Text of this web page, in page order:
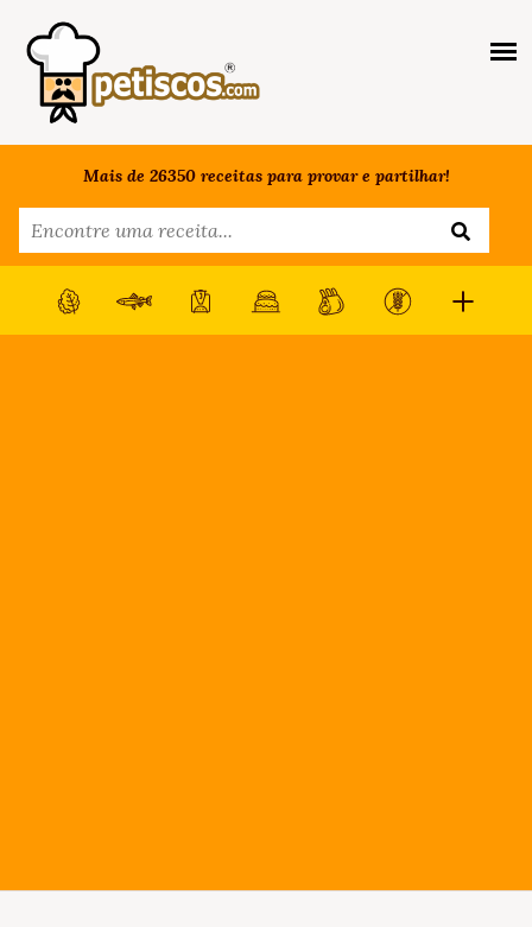
Mais de 26350 receitas para provar e partilhar!